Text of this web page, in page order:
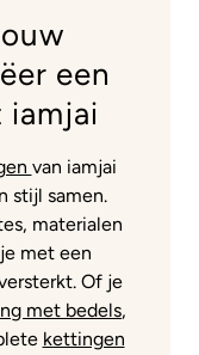
een
iamjai
van iamjai
stijl samen.
materialen
met een
Of je
met bedels,
kettingen